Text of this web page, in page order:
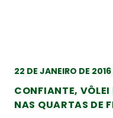
22 DE JANEIRO DE 2016
CONFIANTE, VÔLEI
NAS QUARTAS DE